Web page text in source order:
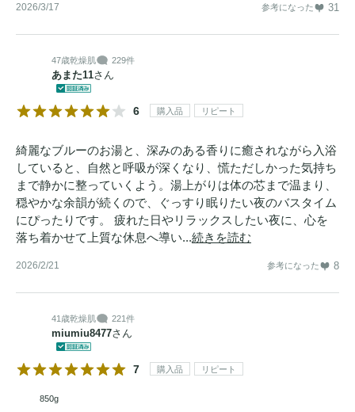
2026/3/17 参考になった 31
47歳乾燥肌 229件
あまた11さん
6 購入品 リピート
綺麗なブルーのお湯と、深みのある香りに癒されながら入浴
していると、自然と呼吸が深くなり、慌ただしかった気持ち
まで静かに整っていくよう。湯上がりは体の芯まで温まり、
穏やかな余韻が続くので、ぐっすり眠りたい夜のバスタイム
にぴったりです。 疲れた日やリラックスしたい夜に、心を
落ち着かせて上質な休息へ導い...続きを読む
2026/2/21 参考になった 8
41歳乾燥肌 221件
miumiu8477さん
7 購入品 リピート
850g